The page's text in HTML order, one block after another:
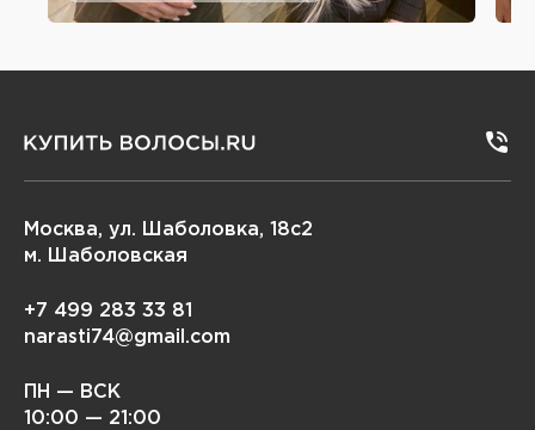
Москва, ул. Шаболовка, 18с2
м. Шаболовская
+7 499 283 33 81
narasti74@gmail.com
ПН — ВСК
10:00 — 21:00